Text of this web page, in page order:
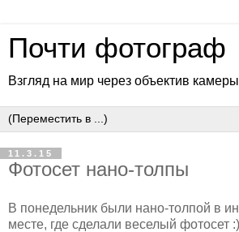
Почти фотограф
Взгляд на мир через объектив камеры
11.3.15
Фотосет нано-толпы
В понедельник были нано-толпой в
месте, где сделали веселый фотосет :)